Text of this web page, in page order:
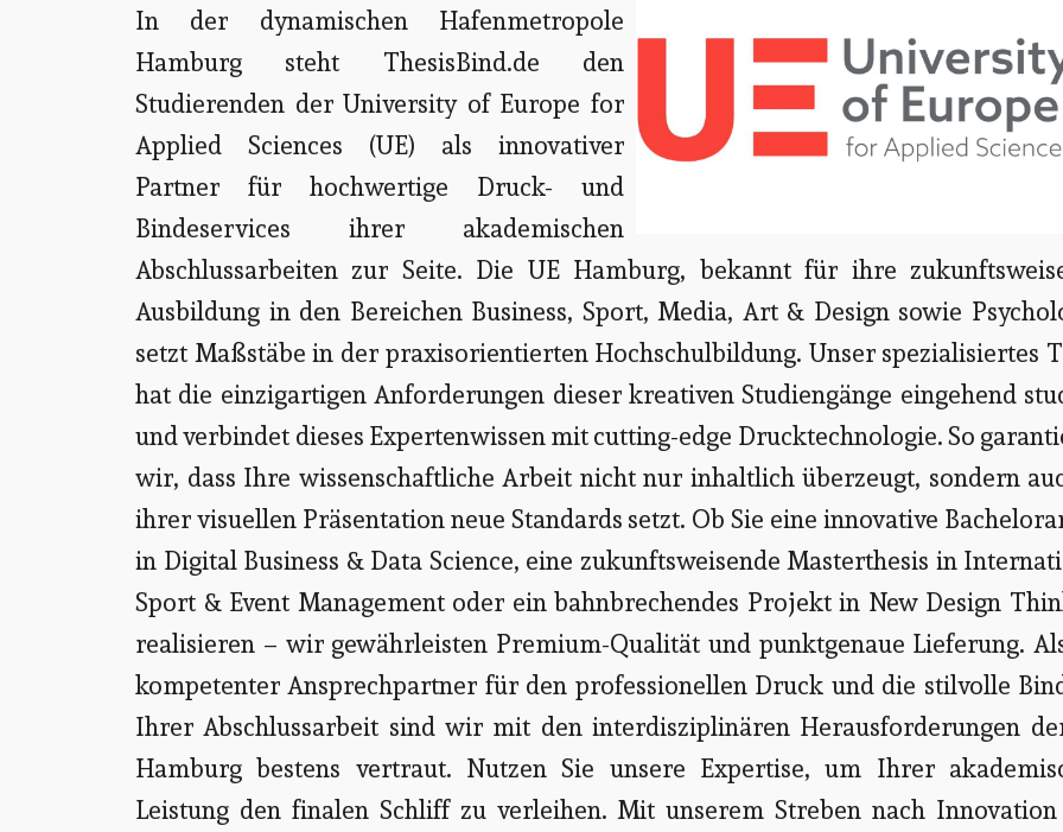
In der dynamischen Hafenmetropole
Hamburg steht ThesisBind.de den
Studierenden der University of Europe for
Applied Sciences (UE) als innovativer
Partner für hochwertige Druck- und
Bindeservices ihrer akademischen
Abschlussarbeiten zur Seite. Die UE Hamburg, bekannt für ihre
Ausbildung in den Bereichen Business, Sport, Media, Art & Design sowie
setzt Maßstäbe in der praxisorientierten Hochschulbildung. Unser spezialisiertes
hat die einzigartigen Anforderungen dieser kreativen Studiengänge eingehend
und verbindet dieses Expertenwissen mit cutting-edge Drucktechnologie. So
wir, dass Ihre wissenschaftliche Arbeit nicht nur inhaltlich überzeugt, sondern
ihrer visuellen Präsentation neue Standards setzt. Ob Sie eine innovative
in Digital Business & Data Science, eine zukunftsweisende Masterthesis in
Sport & Event Management oder ein bahnbrechendes Projekt in New Design
realisieren – wir gewährleisten Premium-Qualität und punktgenaue Lieferung.
kompetenter Ansprechpartner für den professionellen Druck und die stilvolle
Ihrer Abschlussarbeit sind wir mit den interdisziplinären Herausforderungen
Hamburg bestens vertraut. Nutzen Sie unsere Expertise, um Ihrer
Leistung den finalen Schliff zu verleihen. Mit unserem Streben nach